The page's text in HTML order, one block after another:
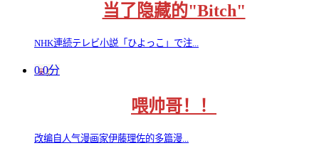
当了隐藏的"Bitch"
NHK連続テレビ小説「ひよっこ」で注...
0.0分
喂帅哥！！
改编自人气漫画家伊藤理佐的多篇漫...